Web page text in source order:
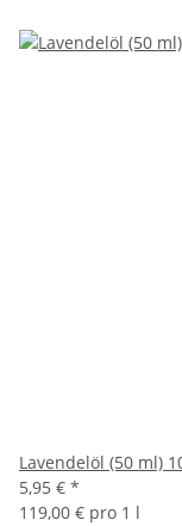
Lavendelöl (50 ml)
5,95 € *
119,00 € pro 1 l